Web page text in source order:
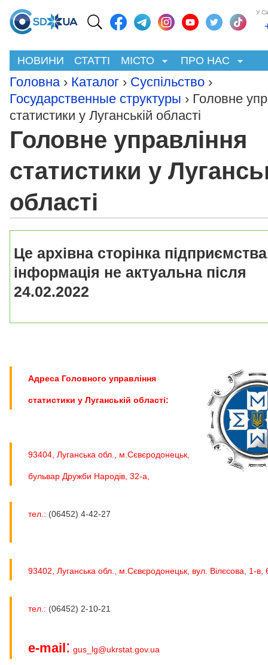
У
НОВИНИ СТАТТІ МІСТО ПРО НАС
Головна › Каталог › Суспільство ›
Государственные структуры › Головне
статистики у Луганській області
Головне управління
статистики у
області
Це архівна сторінка
інформація не актуальна після
24.02.2022
Адреса Головного управління
статистики у Луганській області:
93404, Луганська обл., м.Сєвєродонецьк,
бульвар Дружби Народів, 32-а,
тел.: (06452) 4-42-27
93402, Луганська обл., м.Сєвєродонецьк, вул. Вілєсова, 1-в,
тел.: (06452) 2-10-21
e-mail: gus_lg@ukrstat.gov.ua